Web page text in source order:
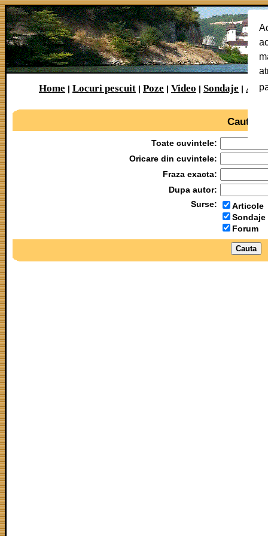
Home | Locuri pescuit | Poze | Video | Sondaje |
Cautare
Toate cuvintele:
Oricare din cuvintele:
Fraza exacta:
Dupa autor:
Surse:
Articole
Sondaje
Forum